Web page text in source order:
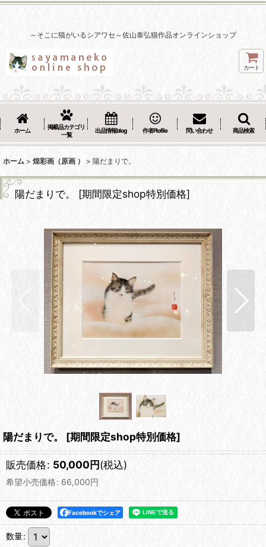
～そこに猫がいるシアワセ～佐山泰弘猫作品オンラインショップ
カート
ホーム
掲載品カテゴリ
一覧
出品情報blog 作者Plofile 問い合わせ 商品検索
ホーム > 煌彩画（原画 ） > 陽だまりで。
陽だまりで。 [期間限定shop特別価格]
陽だまりで。 [期間限定shop特別価格]
販売価格: 50,000円(税込)
希望小売価格: 66,000円
Facebookでシェア
数量: